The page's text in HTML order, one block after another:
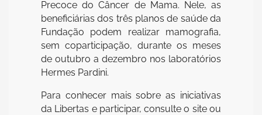
Precoce do Câncer de Mama. Nele, as
beneficiárias dos três planos de saúde da
Fundação podem realizar mamografia,
sem coparticipação, durante os meses
de outubro a dezembro nos laboratórios
Hermes Pardini.
Para conhecer mais sobre as iniciativas
da Libertas e participar, consulte o site ou